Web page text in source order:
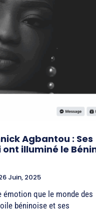
Agbantou : Ses
illuminé le
Juin, 2025
émotion que le monde des
béninoise et ses